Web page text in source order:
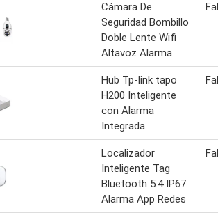
Cámara De
Seguridad Bombillo
Doble Lente Wifi
Altavoz Alarma
Hub Tp-link tapo
H200 Inteligente
con Alarma
Integrada
Localizador
Inteligente Tag
Bluetooth 5.4 IP67
Alarma App Redes